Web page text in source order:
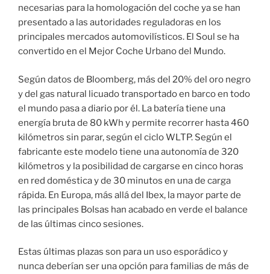
necesarias para la homologación del coche ya se han
presentado a las autoridades reguladoras en los
principales mercados automovilísticos. El Soul se ha
convertido en el Mejor Coche Urbano del Mundo.
Según datos de Bloomberg, más del 20% del oro negro
y del gas natural licuado transportado en barco en todo
el mundo pasa a diario por él. La batería tiene una
energía bruta de 80 kWh y permite recorrer hasta 460
kilómetros sin parar, según el ciclo WLTP. Según el
fabricante este modelo tiene una autonomía de 320
kilómetros y la posibilidad de cargarse en cinco horas
en red doméstica y de 30 minutos en una de carga
rápida. En Europa, más allá del Ibex, la mayor parte de
las principales Bolsas han acabado en verde el balance
de las últimas cinco sesiones.
Estas últimas plazas son para un uso esporádico y
nunca deberían ser una opción para familias de más de